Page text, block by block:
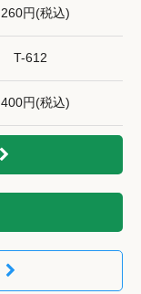
円(税込)
T-612
円(税込)